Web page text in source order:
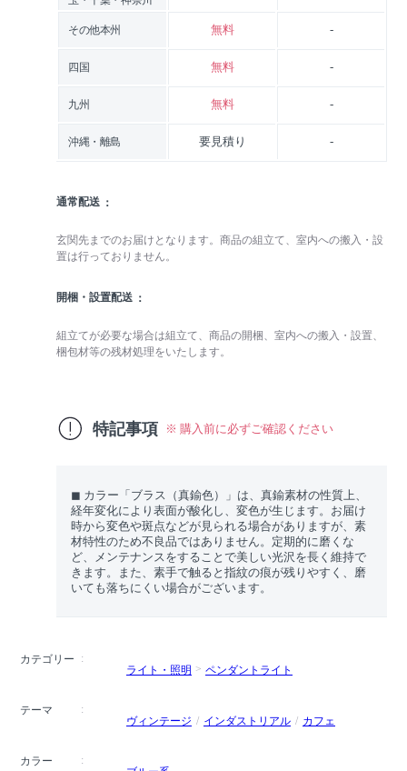
その他本州 無料 -
四国 無料 -
九州 無料 -
沖縄・離島 要見積り -
通常配送
玄関先までのお届けとなります。商品の組立て、室内への搬入・設
置は行っておりません。
開梱・設置配送
組立てが必要な場合は組立て、商品の開梱、室内への搬入・設置、
梱包材等の残材処理をいたします。
特記事項 ※ 購入前に必ずご確認ください
◼︎ カラー「ブラス（真鍮色）」は、真鍮素材の性質上、
経年変化により表面が酸化し、変色が生じます。お届け
時から変色や斑点などが見られる場合がありますが、素
材特性のため不良品ではありません。定期的に磨くな
ど、メンテナンスをすることで美しい光沢を長く維持で
きます。また、素手で触ると指紋の痕が残りやすく、磨
いても落ちにくい場合がございます。
カテゴリー
ライト・照明
ペンダントライト
テーマ
ヴィンテージ
インダストリアル カフェ
カラー